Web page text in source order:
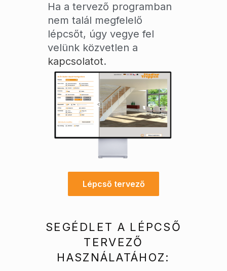
Ha a tervező programban
nem talál megfelelő
lépcsőt, úgy vegye fel
velünk közvetlen a
kapcsolatot.
Lépcső tervező
Lépcső tervező
SEGÉDLET A LÉPCSŐ
TERVEZŐ
HASZNÁLATÁHOZ: